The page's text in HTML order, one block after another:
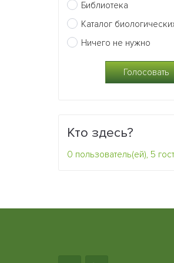
Библиотека
Каталог
Ничего не нужно
Кто здесь?
0 пользователь(ей), 5